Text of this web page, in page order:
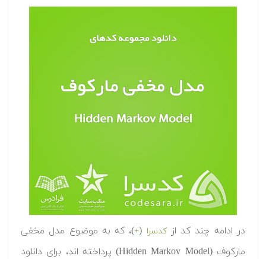
در ادامه چند کد ازکدسرا (
+)، که به موضوع مدل مخفی
مارکوف (Hidden Markov Model) پرداخته اند، برای دانلود